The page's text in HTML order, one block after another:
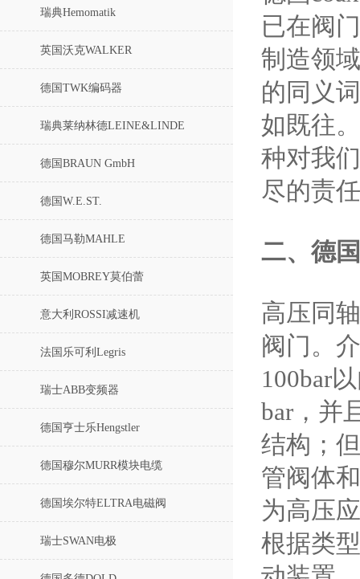
瑞典Hemomatik
英国沃克WALKER
德国TWK编码器
瑞典莱纳林德LEINE&LINDE
德国BRAUN GmbH
德国W.E.ST.
德国马勒MAHLE
英国MOBREY莫伯蕾
意大利ROSSI减速机
法国乐可利Legris
瑞士ABB变频器
德国亨士乐Hengstler
德国穆尔MURR模块电缆
德国埃尔特ELTRA电磁阀
瑞士SWAN电极
已在阀
制造领
的同义
如既往
种对我
尽的责
二、 德
高压同
阀门。
100bar
bar，并
结构；
管阀体
为高压
根据类